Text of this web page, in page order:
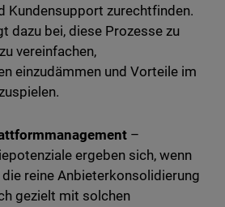
Kundensupport zurechtfinden.
dazu bei, diese Prozesse zu
vereinfachen,
einzudämmen und Vorteile im
–
ergeben sich, wenn
reine Anbieterkonsolidierung
gezielt mit solchen